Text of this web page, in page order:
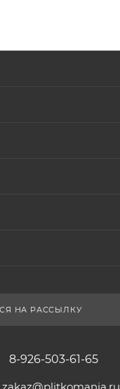
НА РАССЫЛКУ
8-926-503-61-65